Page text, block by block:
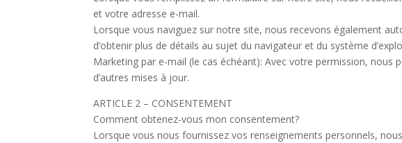
et votre adresse e-mail.
Lorsque vous naviguez sur notre site, nous recevons également
d’obtenir plus de détails au sujet du navigateur et du système
Marketing par e-mail (le cas échéant): Avec votre permission,
d’autres mises à jour.
ARTICLE 2 – CONSENTEMENT
Comment obtenez-vous mon consentement?
Lorsque vous nous fournissez vos renseignements personnels,